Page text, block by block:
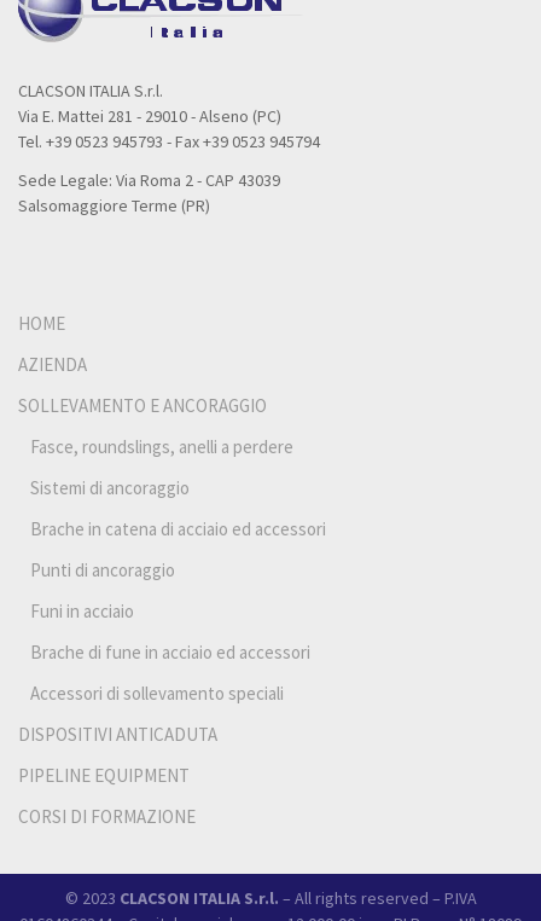
CLACSON ITALIA S.r.l.
Via E. Mattei 281 - 29010 - Alseno (PC)
Tel. +39 0523 945793 - Fax +39 0523 945794
Sede Legale: Via Roma 2 - CAP 43039
Salsomaggiore Terme (PR)
HOME
AZIENDA
SOLLEVAMENTO E ANCORAGGIO
Fasce, roundslings, anelli a perdere
Sistemi di ancoraggio
Brache in catena di acciaio ed accessori
Punti di ancoraggio
Funi in acciaio
Brache di fune in acciaio ed accessori
Accessori di sollevamento speciali
DISPOSITIVI ANTICADUTA
PIPELINE EQUIPMENT
CORSI DI FORMAZIONE
© 2023 CLACSON ITALIA S.r.l. – All rights reserved – P.IVA